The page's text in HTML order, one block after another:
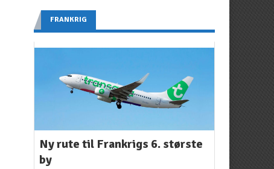
FRANKRIG
Ny rute til Frankrigs 6. største
by